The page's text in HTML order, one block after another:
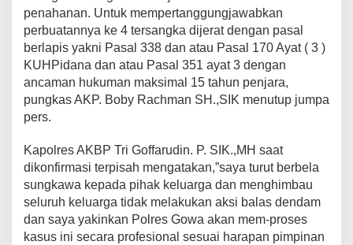
penahanan. Untuk mempertanggungjawabkan
perbuatannya ke 4 tersangka dijerat dengan pasal
berlapis yakni Pasal 338 dan atau Pasal 170 Ayat ( 3 )
KUHPidana dan atau Pasal 351 ayat 3 dengan
ancaman hukuman maksimal 15 tahun penjara,
pungkas AKP. Boby Rachman SH.,SIK menutup jumpa
pers.
Kapolres AKBP Tri Goffarudin. P. SIK.,MH saat
dikonfirmasi terpisah mengatakan,”saya turut berbela
sungkawa kepada pihak keluarga dan menghimbau
seluruh keluarga tidak melakukan aksi balas dendam
dan saya yakinkan Polres Gowa akan mem-proses
kasus ini secara profesional sesuai harapan pimpinan